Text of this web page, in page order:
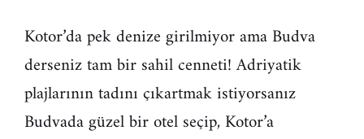
Kotor’da pek denize girilmiyor ama Budva
derseniz tam bir sahil cenneti! Adriyatik
plajlarının tadını çıkartmak istiyorsanız
Budvada güzel bir otel seçip, Kotor’a